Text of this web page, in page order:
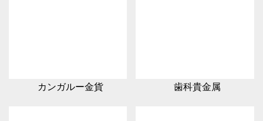
カンガルー金貨 歯科貴金属